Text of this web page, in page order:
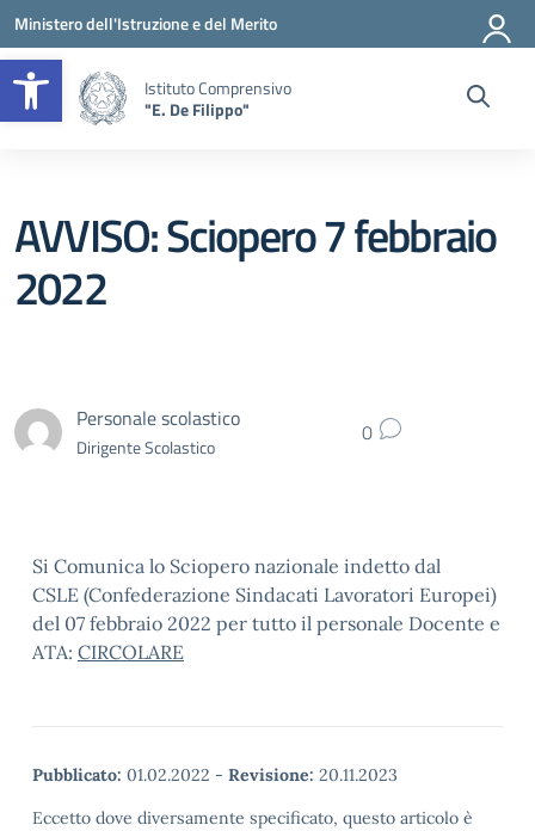
Apri la barra degli strumenti
Vai ai contenuti
Vai al menu di navigazione
Vai al footer
Ministero dell'Istruzione e del Merito
Istituto Comprensivo
"E. De Filippo"
AVVISO: Sciopero 7 febbraio
2022
Personale scolastico
Dirigente Scolastico 0
Si Comunica lo Sciopero nazionale indetto dal
CSLE (Confederazione Sindacati Lavoratori Europei)
del 07 febbraio 2022 per tutto il personale Docente e
ATA: CIRCOLARE
Pubblicato: 01.02.2022 - Revisione: 20.11.2023
Eccetto dove diversamente specificato, questo articolo è